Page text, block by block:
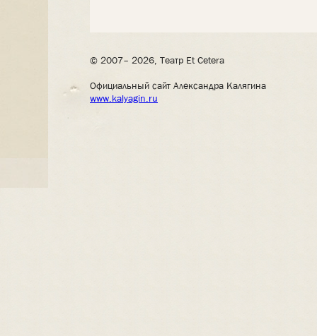
© 2007– 2026, Театр Et Cetera
Официальный сайт Александра Калягина
www.kalyagin.ru